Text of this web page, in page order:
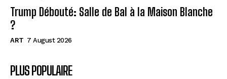
Trump Débouté: Salle de Bal à la Maison Blanche
?
ART 7 August 2026
PLUS POPULAIRE